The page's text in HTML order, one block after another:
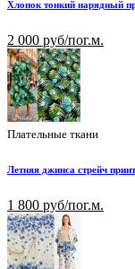
Хлопок тонкий нарядный
2 000 руб/пог.м.
Плательные ткани
Летняя джинса стрейч
1 800 руб/пог.м.